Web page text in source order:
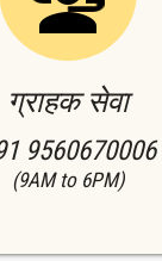
ग्राहक सेवा
9560670006
(9AM to 6PM)